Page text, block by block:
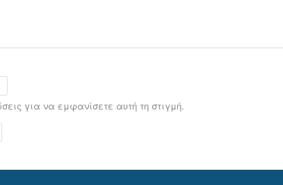
για να εμφανίσετε αυτή τη στιγμή.